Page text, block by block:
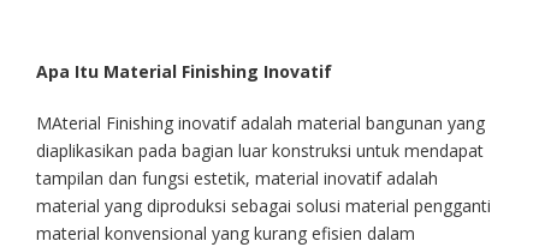
Apa Itu Material Finishing Inovatif
MAterial Finishing inovatif adalah material bangunan yang
diaplikasikan pada bagian luar konstruksi untuk mendapat
tampilan dan fungsi estetik, material inovatif adalah
material yang diproduksi sebagai solusi material pengganti
material konvensional yang kurang efisien dalam